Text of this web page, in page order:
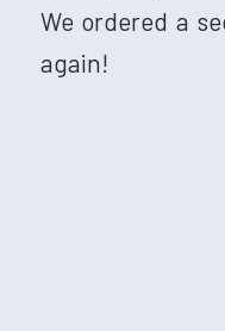
We ordered a
again!